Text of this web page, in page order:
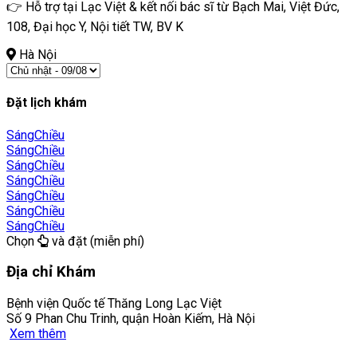
👉 Hỗ trợ tại Lạc Việt & kết nối bác sĩ từ Bạch Mai, Việt Đức,
108, Đại học Y, Nội tiết TW, BV K
Hà Nội
Đặt lịch khám
SángChiều
SángChiều
SángChiều
SángChiều
SángChiều
SángChiều
SángChiều
Chọn
và đặt (miễn phí)
Địa chỉ Khám
Bệnh viện Quốc tế Thăng Long Lạc Việt
Số 9 Phan Chu Trinh, quận Hoàn Kiếm, Hà Nội
Xem thêm